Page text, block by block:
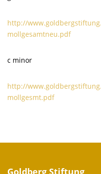
http://
mollgesamtneu.pdf
c minor
http://
mollgesmt.pdf
Goldberg Stiftung